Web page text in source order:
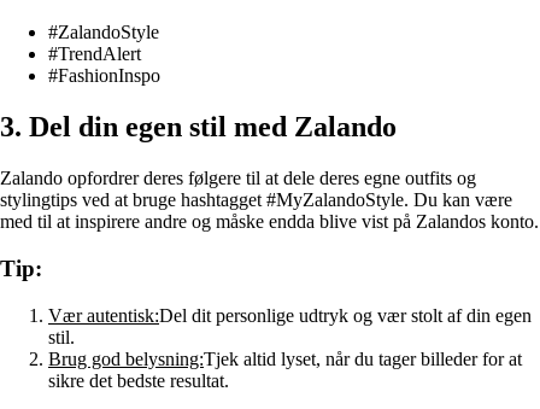
#ZalandoStyle
#TrendAlert
#FashionInspo
3. Del din egen stil med Zalando
Zalando opfordrer deres følgere til at dele deres egne outfits og
stylingtips ved at bruge hashtagget #MyZalandoStyle. Du kan være
med til at inspirere andre og måske endda blive vist på Zalandos konto.
Tip:
Vær autentisk:Del dit personlige udtryk og vær stolt af din egen
stil.
Brug god belysning:Tjek altid lyset, når du tager billeder for at
sikre det bedste resultat.